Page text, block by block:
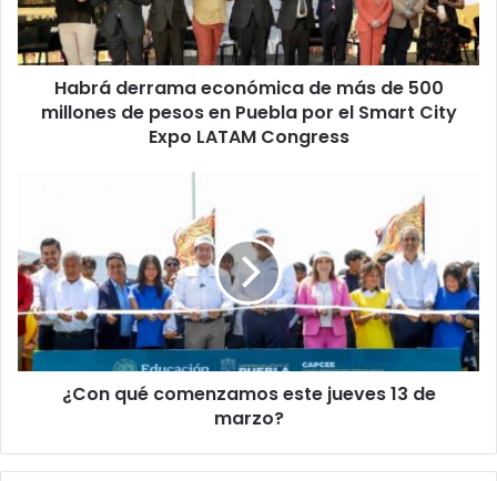
e
r
r
ó
m
i
c
a
d
s
Habrá derrama económica de más de 500
millones de pesos en Puebla por el Smart City
Expo LATAM Congress
n
q
u
é
c
o
¿Con qué comenzamos este jueves 13 de
marzo?